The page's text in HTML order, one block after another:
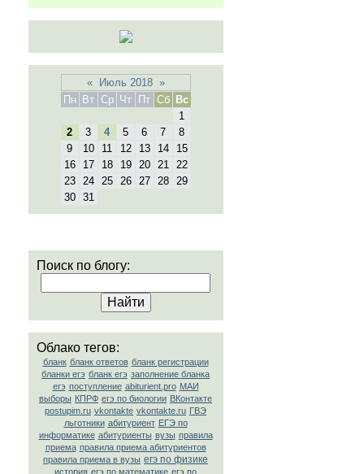
« Июль 2018 »
Пн
Вт Ср Чт Пт Сб
Вс
1
2
3 4 5 6 7
8
9
10 11 12 13 14
15
16
17 18 19 20 21
22
23
24 25 26 27 28
29
30
31
Поиск по блогу:
Облако тегов:
бланк бланк ответов бланк регистрации
бланки егэ бланк егэ заполнение бланка
егэ поступление abiturient.pro МАИ
выборы КПРФ егэ по биологии ВКонтакте
postupim.ru vkontakte vkontakte.ru ГВЭ
льготники абитуриент ЕГЭ по
информатике абитуриенты вузы правила
приема правила приема абитуриентов
правила приема в вузы егэ по физике
история егэ по математике егэ по